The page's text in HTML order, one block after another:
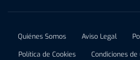
Quiénes Somos Aviso Legal
Política de Cookies
Condiciones